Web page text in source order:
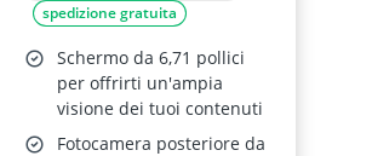
spedizione gratuita
Schermo da 6,71 pollici
per offrirti un'ampia
visione dei tuoi contenuti
Fotocamera posteriore da